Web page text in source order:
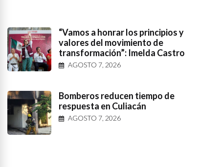
“Vamos a honrar los principios y
valores del movimiento de
transformación”: Imelda Castro
AGOSTO 7, 2026
Bomberos reducen tiempo de
respuesta en Culiacán
AGOSTO 7, 2026